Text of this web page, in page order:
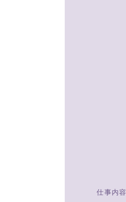
仕事内容